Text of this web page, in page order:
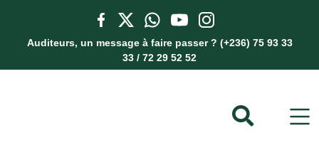
Auditeurs, un message à faire passer ? (+236) 75 93 33
33 / 72 29 52 52